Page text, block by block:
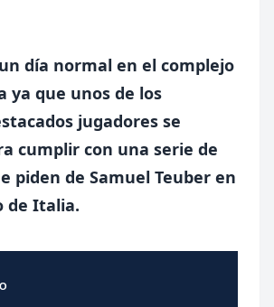
día normal en el complejo
ya que unos de los
jugadores se
cumplir con una serie de
piden de Samuel Teuber en
de Italia.